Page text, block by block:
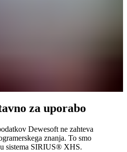
za uporabo
Dewesoft ne zahteva
znanja. To smo
sistema SIRIUS® XHS.